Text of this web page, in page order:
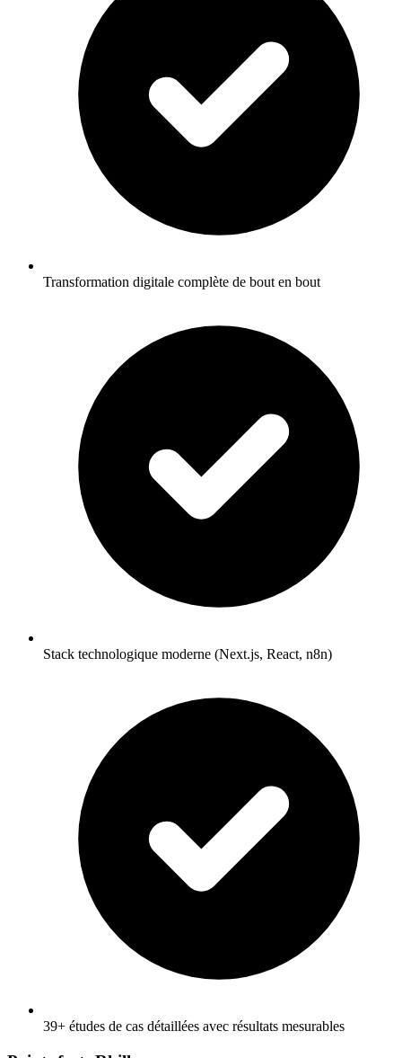
Transformation digitale complète de bout en bout
Stack technologique moderne (Next.js, React, n8n)
39+ études de cas détaillées avec résultats mesurables